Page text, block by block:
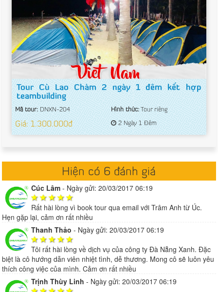
Tour Cù Lao Chàm 2 ngày 1 đêm kết hợp
teambuilding
Mã tour: DNXN-204 Hình thức:Tour riêng
Giá: 1.300.000đ 2 Ngày 1 Đêm
Hiện có 6 đánh giá
Cúc Lâm - Ngày gửi: 20/03/2017 06:19
Rất hài lòng vì book tour qua email với Trâm Anh từ Úc.
Hẹn gặp lại, cảm ơn rất nhiều
Thanh Thảo - Ngày gửi: 20/03/2017 06:19
Tôi rất hài lòng về dịch vụ của công ty Đà Nẵng Xanh. Đặc
biệt là cô hướng dẫn viên nhiệt tình, dễ thương. Mong cô sẽ luôn yêu
thích công việc của mình. Cảm ơn rất nhiều
Trịnh Thùy Linh - Ngày gửi: 20/03/2017 06:19